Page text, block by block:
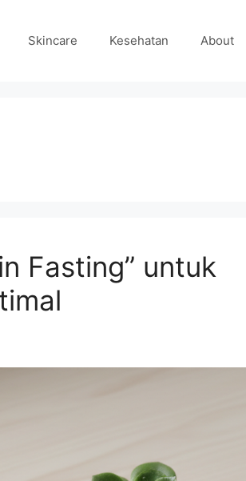
Skincare Kesehatan About
Fasting” untuk